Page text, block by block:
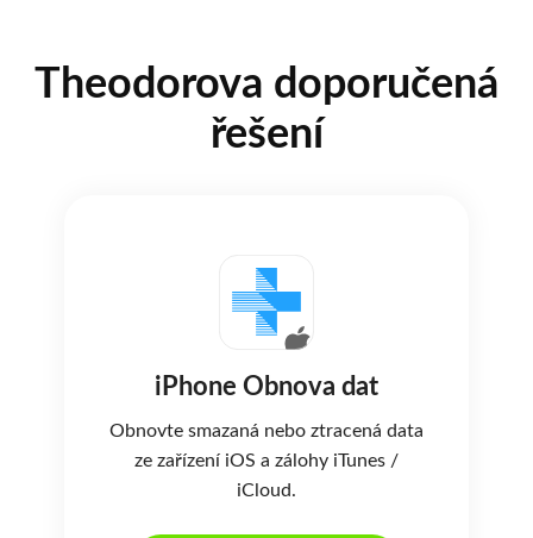
Theodorova doporučená
řešení
iPhone Obnova dat
Obnovte smazaná nebo ztracená data
ze zařízení iOS a zálohy iTunes /
iCloud.